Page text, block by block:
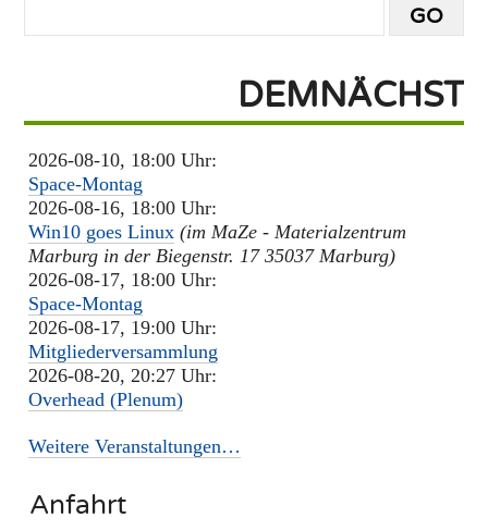
DEMNÄCHST
2026-08-10, 18:00 Uhr:
Space-Montag
2026-08-16, 18:00 Uhr:
Win10 goes Linux (im MaZe - Materialzentrum
Marburg in der Biegenstr. 17 35037 Marburg)
2026-08-17, 18:00 Uhr:
Space-Montag
2026-08-17, 19:00 Uhr:
Mitgliederversammlung
2026-08-20, 20:27 Uhr:
Overhead (Plenum)
Weitere Veranstaltungen…
Anfahrt